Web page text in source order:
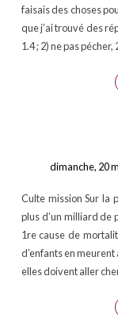
faisais des choses
que j’ai trouvé des
1.4 ; 2) ne pas
dimanche, 20
Culte mission Sur la
plus d’un milliard de
1re cause de
d’enfants en meurent
elles doivent aller